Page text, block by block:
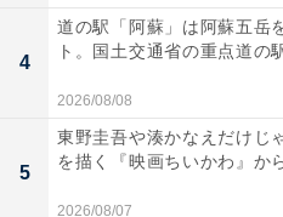
4
道の駅「阿蘇」は阿蘇五岳
ト。国土交通省の重点道の
2026/08/08
5
東野圭吾や湊かなえだけじ
を描く『映画ちいかわ』か
2026/08/07